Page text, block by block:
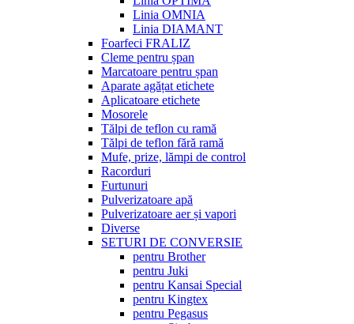
Linia OMNIA
Linia DIAMANT
Foarfeci FRALIZ
Cleme pentru șpan
Marcatoare pentru șpan
Aparate agățat etichete
Aplicatoare etichete
Mosorele
Tălpi de teflon cu ramă
Tălpi de teflon fără ramă
Mufe, prize, lămpi de control
Racorduri
Furtunuri
Pulverizatoare apă
Pulverizatoare aer și vapori
Diverse
SETURI DE CONVERSIE
pentru Brother
pentru Juki
pentru Kansai Special
pentru Kingtex
pentru Pegasus